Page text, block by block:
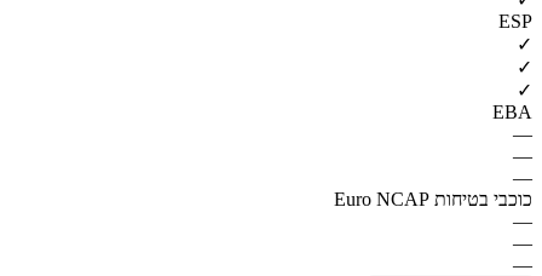
ESP
✓
✓
✓
EBA
—
—
—
כוכבי בטיחות Euro NCAP
—
—
—